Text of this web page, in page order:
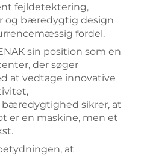
fejldetektering,
og bæredygtig design
fordel.
sin position som en
der søger
at vedtage innovative
sikrer, at
er en maskine, men et
at